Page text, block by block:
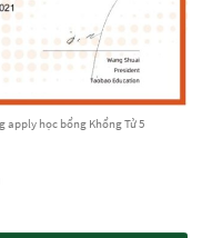
apply học bổng Khổng Tử 5